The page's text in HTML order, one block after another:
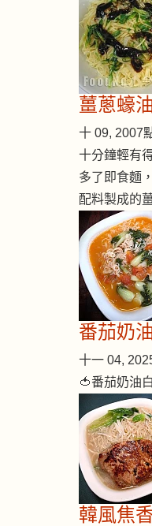
薑蔥蠔
十 09, 2007
十分鐘輕有
多了即食麵
配料製成的
番茄奶
十一 04,
🍅番茄奶油
韓風焦